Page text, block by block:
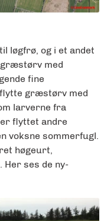
løgfrø, og i et andet
med
fine
græstørv med
larverne fra
flyttet andre
voksne sommerfugl.
høgeurt,
Her ses de ny-